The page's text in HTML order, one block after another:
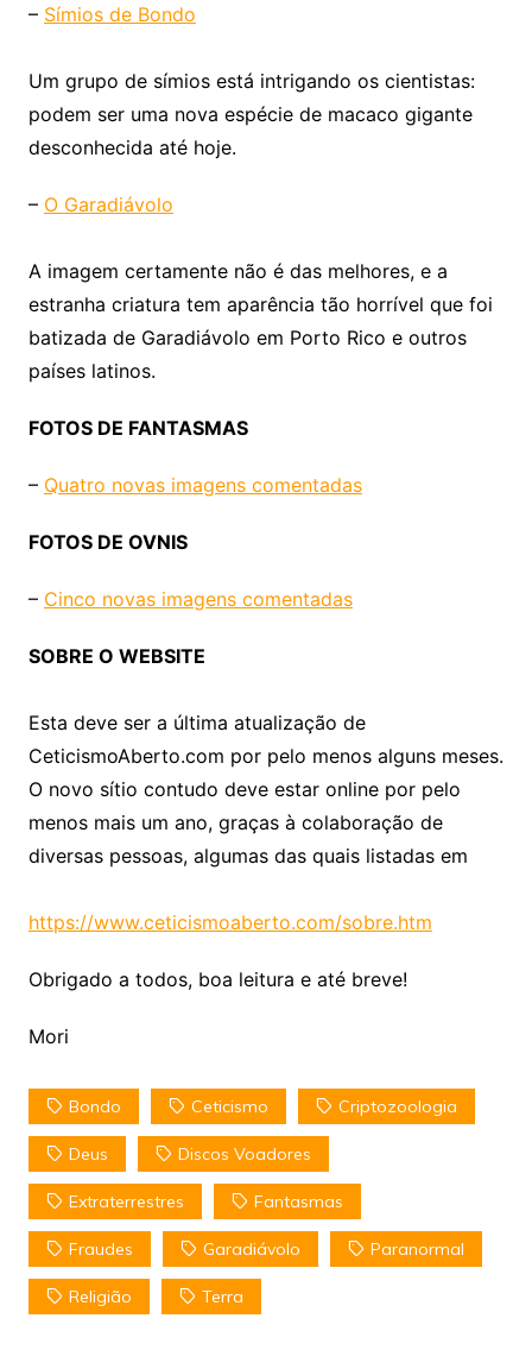
– Símios de Bondo
Um grupo de símios está intrigando os cientistas:
podem ser uma nova espécie de macaco gigante
desconhecida até hoje.
– O Garadiávolo
A imagem certamente não é das melhores, e a
estranha criatura tem aparência tão horrível que foi
batizada de Garadiávolo em Porto Rico e outros
países latinos.
FOTOS DE FANTASMAS
– Quatro novas imagens comentadas
FOTOS DE OVNIS
– Cinco novas imagens comentadas
SOBRE O WEBSITE
Esta deve ser a última atualização de
CeticismoAberto.com por pelo menos alguns meses.
O novo sítio contudo deve estar online por pelo
menos mais um ano, graças à colaboração de
diversas pessoas, algumas das quais listadas em
https://www.ceticismoaberto.com/sobre.htm
Obrigado a todos, boa leitura e até breve!
Mori
Bondo Ceticismo Criptozoologia
Deus Discos Voadores
Extraterrestres Fantasmas
Fraudes Garadiávolo Paranormal
Religião Terra